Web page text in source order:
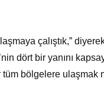
çalıştık,”
dört bir yanını
bölgelere ulaşmak